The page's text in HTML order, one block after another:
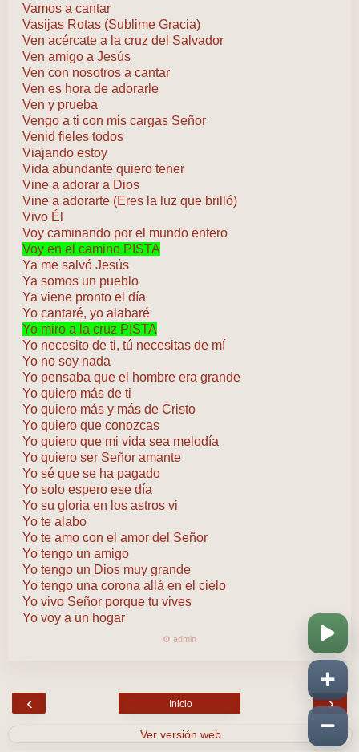
Vamos a cantar
Vasijas Rotas (Sublime Gracia)
Ven acércate a la cruz del Salvador
Ven amigo a Jesús
Ven con nosotros a cantar
Ven es hora de adorarle
Ven y prueba
Vengo a ti con mis cargas Señor
Venid fieles todos
Viajando estoy
Vida abundante quiero tener
Vine a adorar a Dios
Vine a adorarte (Eres la luz que brilló)
Vivo Él
Voy caminando por el mundo entero
Voy en el camino PISTA
Ya me salvó Jesús
Ya somos un pueblo
Ya viene pronto el día
Yo cantaré, yo alabaré
Yo miro a la cruz PISTA
Yo necesito de ti, tú necesitas de mí
Yo no soy nada
Yo pensaba que el hombre era grande
Yo quiero más de ti
Yo quiero más y más de Cristo
Yo quiero que conozcas
Yo quiero que mi vida sea melodía
Yo quiero ser Señor amante
Yo sé que se ha pagado
Yo solo espero ese día
Yo su gloria en los astros vi
Yo te alabo
Yo te amo con el amor del Señor
Yo tengo un amigo
Yo tengo un Dios muy grande
Yo tengo una corona allá en el cielo
Yo vivo Señor porque tu vives
Yo voy a un hogar
⚙️ admin
‹ ›
Inicio
Ver versión web